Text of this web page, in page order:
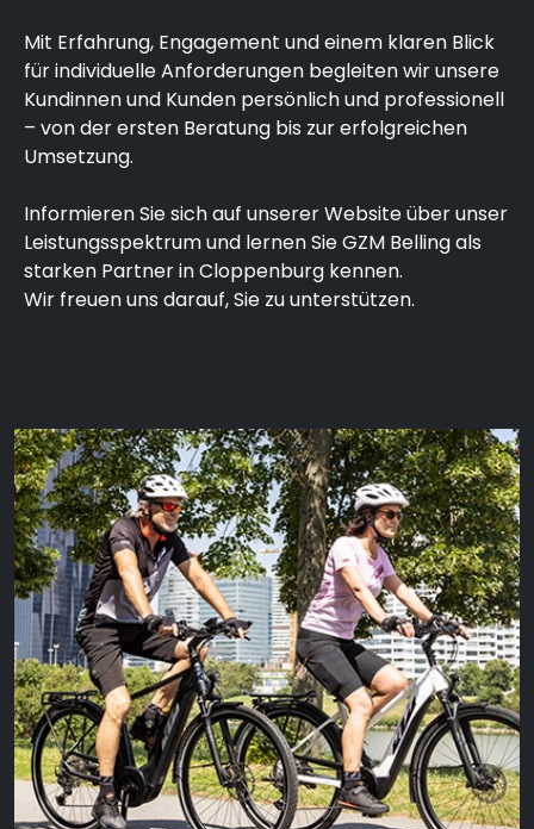
Mit Erfahrung, Engagement und einem klaren Blick
für individuelle Anforderungen begleiten wir unsere
Kundinnen und Kunden persönlich und professionell
– von der ersten Beratung bis zur erfolgreichen
Umsetzung.
Informieren Sie sich auf unserer Website über unser
Leistungsspektrum und lernen Sie GZM Belling als
starken Partner in Cloppenburg kennen.
Wir freuen uns darauf, Sie zu unterstützen.